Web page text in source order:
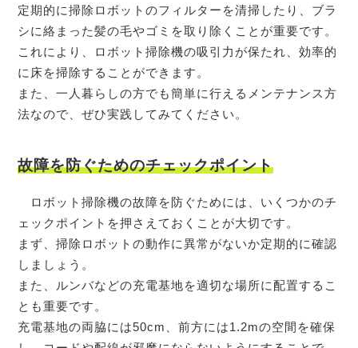
定期的に掃除ロボットのフィルターを清掃したり、ブラ
シに絡まった髪の毛やゴミを取り除くことが重要です。
これにより、ロボット掃除機の吸引力が保たれ、効率的
に床を掃除することができます。
また、一人暮らしの方でも簡単に行えるメンテナンス方
法なので、ぜひ実践してみてください。
故障を防ぐためのチェックポイント
ロボット掃除機の故障を防ぐためには、いくつかのチ
ェックポイントを押さえておくことが大切です。
まず、掃除ロボットの動作に異常がないか定期的に確認
しましょう。
また、ルンバなどの充電基地を適切な場所に配置するこ
とも重要です。
充電基地の両脇には50cm、前方には1.2mの空間を確保